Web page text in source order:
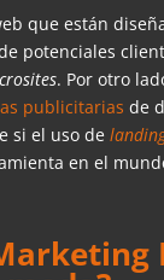
que están
potenciales
. Por otro
publicitarias de
si el uso de
en el